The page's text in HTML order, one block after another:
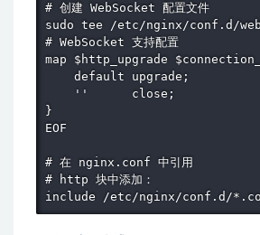
# 创建 WebSocket 配置文件
sudo tee /etc/nginx/conf.d/
# WebSocket 支持配置
map $http_upgrade
    default upgrade;
    ''      close;
}
EOF
# 在 nginx.conf 中引用
# http 块中添加：
include /etc/nginx/conf.d/